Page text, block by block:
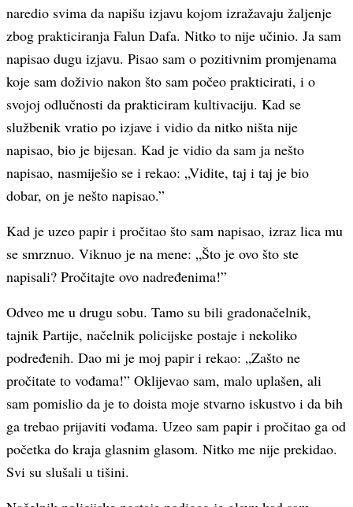
naredio svima da napišu izjavu kojom izražavaju žaljenje
zbog prakticiranja Falun Dafa. Nitko to nije učinio. Ja sam
napisao dugu izjavu. Pisao sam o pozitivnim promjenama
koje sam doživio nakon što sam počeo prakticirati, i o
svojoj odlučnosti da prakticiram kultivaciju. Kad se
službenik vratio po izjave i vidio da nitko ništa nije
napisao, bio je bijesan. Kad je vidio da sam ja nešto
napisao, nasmiješio se i rekao: „Vidite, taj i taj je bio
dobar, on je nešto napisao.”
Kad je uzeo papir i pročitao što sam napisao, izraz lica mu
se smrznuo. Viknuo je na mene: „Što je ovo što ste
napisali? Pročitajte ovo nadređenima!”
Odveo me u drugu sobu. Tamo su bili gradonačelnik,
tajnik Partije, načelnik policijske postaje i nekoliko
podređenih. Dao mi je moj papir i rekao: „Zašto ne
pročitate to vođama!” Oklijevao sam, malo uplašen, ali
sam pomislio da je to doista moje stvarno iskustvo i da bih
ga trebao prijaviti vođama. Uzeo sam papir i pročitao ga od
početka do kraja glasnim glasom. Nitko me nije prekidao.
Svi su slušali u tišini.